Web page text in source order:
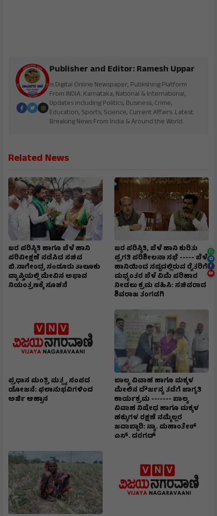
Publisher and Editor: Ramesh Uppar
is Digital Online Newspaper, Publishing Platform
From INDIA. Karnataka, National & International,
Updates including Politics, Business, Crime,
Education, Sports, Science, Current Affairs. Latest
Breaking News From India & Around the World.
Related News
ಬರ ಪರಿಸ್ಥಿತಿ ಹಾಗೂ ಬೆಳೆ ಹಾನಿ
ಪರಿವೀಕ್ಷಣೆ ನಡೆಸಿದ ಸಚಿವ
ಬಿ.ನಾಗೇಂದ್ರ ಸoಡೂರು ತಾಲೂಕು
ವ್ಯಾಪ್ತಿಯಲ್ಲಿ ಮೇವಿನ ಅಭಾವ
ನಿಯಂತ್ರಣಕ್ಕೆ ಸೂಚನೆ
ಬರ ಪರಿಸ್ಥಿತಿ, ಬೆಳೆ ಹಾನಿ ಕುರಿತು
ಪ್ರಗತಿ ಪರಿಶೀಲನಾ ಸಭೆ ----- ಬೆಳೆ
ಹಾನಿಯಿಂದ ನಷ್ಟದಲ್ಲಿರುವ ರೈತರಿಗೆ
ಮಧ್ಯಂತರ ಬೆಳೆ ವಿಮೆ ಪರಿಹಾರ
ನೀಡಲು ಕ್ರಮ ವಹಿಸಿ: ಸಚಿವರಾದ
ಶಿವರಾಜ ತಂಗಡಗಿ
ಪ್ರಧಾನ ಮಂತ್ರಿ ಮತ್ಸ್ಯ ಸಂಪದ
ಯೋಜನೆ: ಫಲಾನುಭವಿಗಳಿಂದ
ಅರ್ಜಿ ಆಹ್ವಾನ
ಬಾಲ್ಯ ವಿವಾಹ ಹಾಗೂ ಮಕ್ಕಳ
ಮೇಲಿನ ದೌರ್ಜನ್ಯ ತಡೆಗೆ ಜಾಗೃತಿ
ಕಾರ್ಯಕ್ರಮ ------- ಬಾಲ್ಯ
ವಿವಾಹ ನಿಷೇಧ ಹಾಗೂ ಮಕ್ಕಳ
ಹಕ್ಕುಗಳ ರಕ್ಷಣೆ ನಮ್ಮೆಲ್ಲರ
ಜವಾಬ್ದಾರಿ: ನ್ಯಾ. ಮಹಾಂತೇಶ್
ಎಸ್. ದರಗದ್